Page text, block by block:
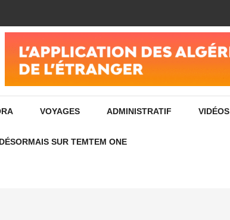
ادفع فواتير الإنترنت الخاصة بك بسهولة
VOYAGES ADMINISTRATIF VIDÉOS
SUR TEMTEM ONE